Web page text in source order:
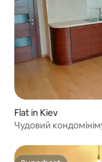
Flat in Kiev
Чудовий